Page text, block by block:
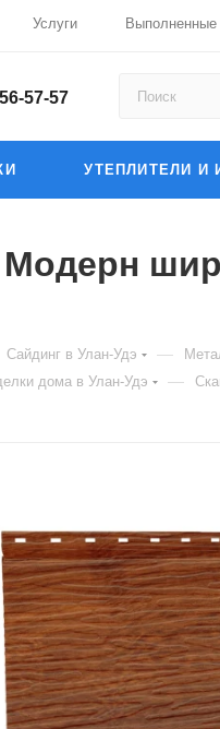
Услуги Выполненные
57-57
УТЕПЛИТЕЛИ И
Сайдинг в Улан-Удэ —
дома в Улан-Удэ —